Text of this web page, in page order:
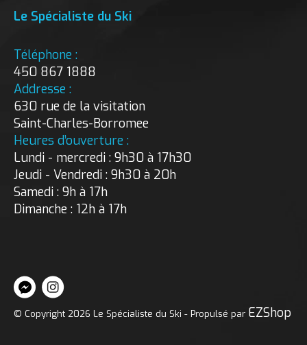
Le Spécialiste du Ski
Téléphone :
450 867 1888
Addresse :
630 rue de la visitation
Saint-Charles-Borromee
Heures d’ouverture :
Lundi - mercredi : 9h30 à 17h30
Jeudi - Vendredi : 9h30 à 20h
Samedi : 9h à 17h
Dimanche : 12h à 17h
© Copyright 2026 Le Spécialiste du Ski - Propulsé par EZShop